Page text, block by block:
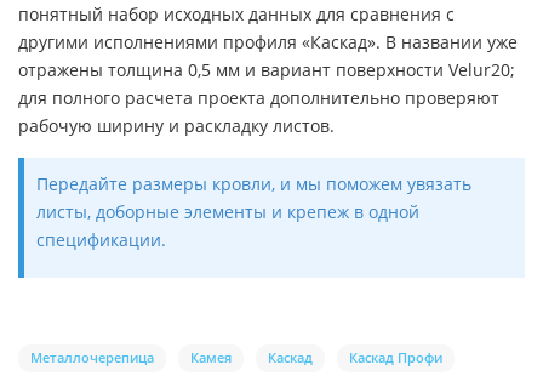
понятный набор исходных данных для сравнения с
другими исполнениями профиля «Каскад». В названии уже
отражены толщина 0,5 мм и вариант поверхности Velur20;
для полного расчета проекта дополнительно проверяют
рабочую ширину и раскладку листов.
Передайте размеры кровли, и мы поможем увязать
листы, доборные элементы и крепеж в одной
спецификации.
Металлочерепица Камея Каскад Каскад Профи